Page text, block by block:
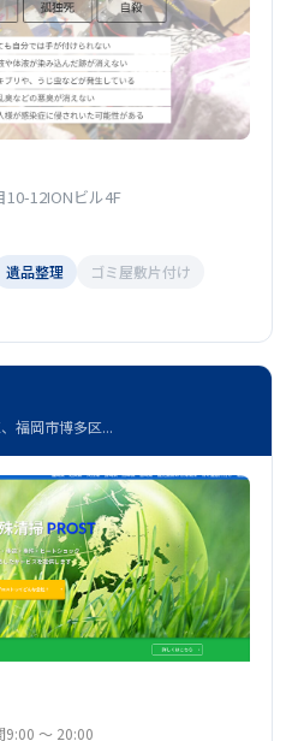
12IONビル4F
遺品整理
ゴミ屋敷片付け
福岡市博多区...
9:00 ～ 20:00